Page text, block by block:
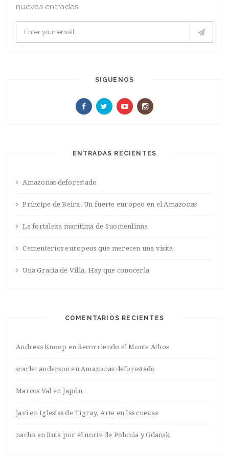
nuevas entradas
SIGUENOS
ENTRADAS RECIENTES
Amazonas deforestado
Príncipe de Beira. Un fuerte europeo en el Amazonas
La fortaleza marítima de Suomenlinna
Cementerios europeos que merecen una visita
Una Gracia de Villa. Hay que conocerla
COMENTARIOS RECIENTES
Andreas Knoop enRecorriendo el Monte Athos
scarlet anderson en Amazonas deforestado
Marcos Val en Japón
javi enIglesias de Tigray. Arte en las cuevas
nacho enRuta por el norte de Polonia y Gdansk